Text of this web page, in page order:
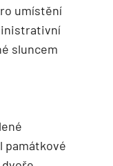
umístění
sluncem
památkové